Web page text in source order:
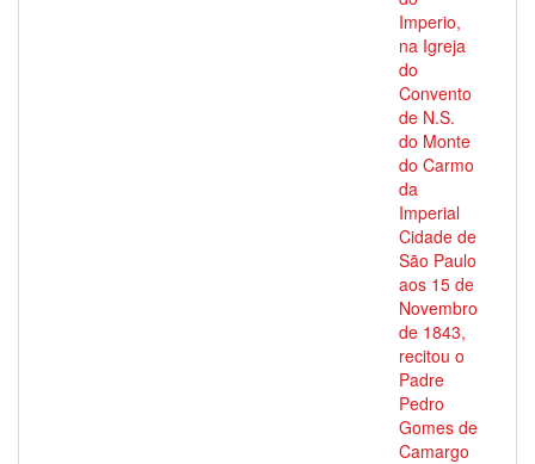
Imperio,
na Igreja
do
Convento
de N.S.
do Monte
do Carmo
da
Imperial
Cidade de
São Paulo
aos 15 de
Novembro
de 1843,
recitou o
Padre
Pedro
Gomes de
Camargo